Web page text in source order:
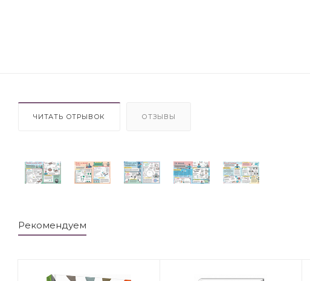
ЧИТАТЬ ОТРЫВОК ОТЗЫВЫ
Рекомендуем